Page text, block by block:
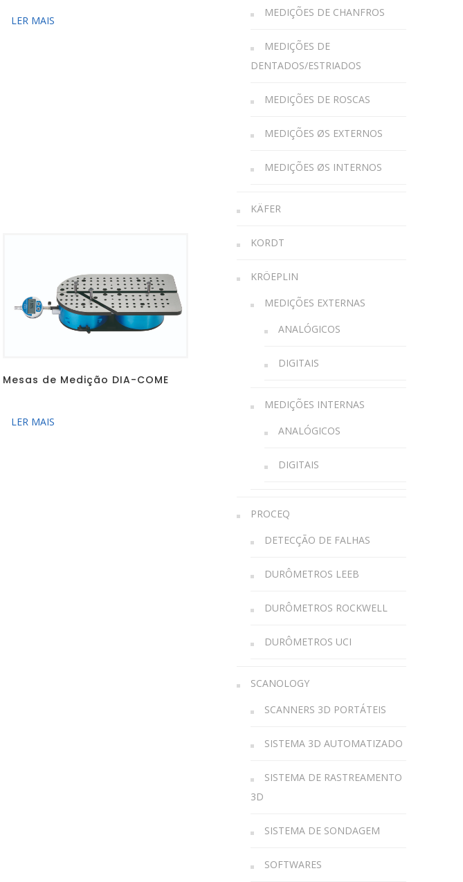
LER MAIS
Mesas de Medição DIA-COME
LER MAIS
MEDIÇÕES DE CHANFROS
MEDIÇÕES DE
DENTADOS/ESTRIADOS
MEDIÇÕES DE ROSCAS
MEDIÇÕES ØS EXTERNOS
MEDIÇÕES ØS INTERNOS
KÄFER
KORDT
KRÖEPLIN
MEDIÇÕES EXTERNAS
ANALÓGICOS
DIGITAIS
MEDIÇÕES INTERNAS
ANALÓGICOS
DIGITAIS
PROCEQ
DETECÇÃO DE FALHAS
DURÔMETROS LEEB
DURÔMETROS ROCKWELL
DURÔMETROS UCI
SCANOLOGY
SCANNERS 3D PORTÁTEIS
SISTEMA 3D AUTOMATIZADO
SISTEMA DE RASTREAMENTO
3D
SISTEMA DE SONDAGEM
SOFTWARES